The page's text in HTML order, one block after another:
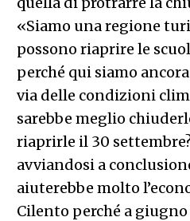
«Siamo una regione
possono riaprire le
perché qui siamo
via delle condizioni
sarebbe meglio
riaprirle il 30
avviandosi a
aiuterebbe molto
Cilento perché a